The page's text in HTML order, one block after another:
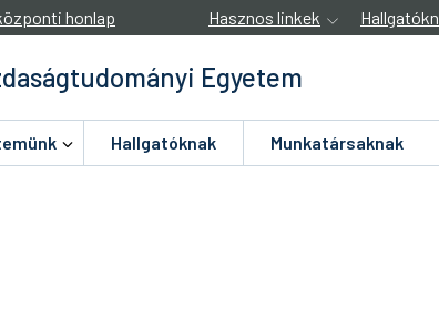
honlap Hasznos linkek
Egyetem
Hallgatóknak Munkatársaknak